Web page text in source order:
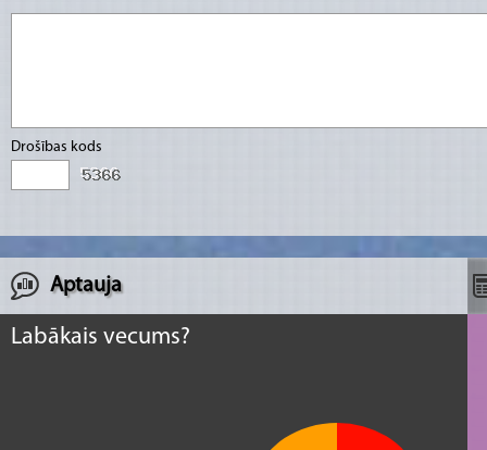
Drošības kods
Aptauja
Labākais vecums?